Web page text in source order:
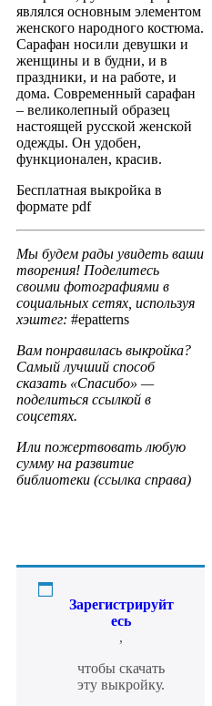
являлся основным элементом
женского народного костюма.
Сарафан носили девушки и
женщины и в будни, и в
праздники, и на работе, и
дома. Современный сарафан
– великолепный образец
настоящей русской женской
одежды. Он удобен,
функционален, красив.
Бесплатная выкройка в
формате pdf
Мы будем рады увидеть ваши
творения! Поделитесь
своими фотографиями в
социальных сетях, используя
хэштег: #epatterns
Вам понравилась выкройка?
Самый лучший способ
сказать «Спасибо» —
поделиться ссылкой в
соцсетях.
Или пожертвовать любую
сумму на развитие
библиотеки (ссылка справа)
Зарегистрируйт
есь
,
чтобы скачать
эту выкройку.